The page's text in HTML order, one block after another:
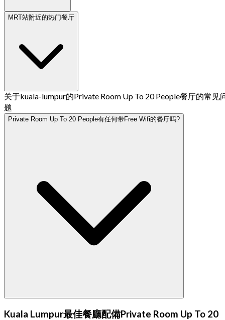
MRT站附近的热门餐厅
关于kuala-lumpur的Private Room Up To 20 People餐厅的常见
题
Private Room Up To 20 People有任何带Free Wifi的餐厅吗?
Kuala Lumpur最佳餐廳配備Private Room Up To 20